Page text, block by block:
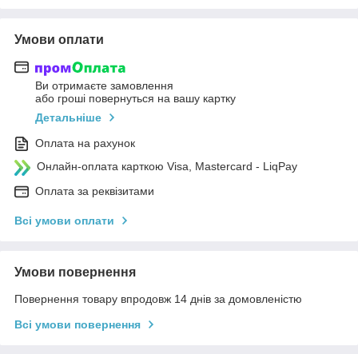
Умови оплати
Ви отримаєте замовлення
або гроші повернуться на вашу картку
Детальніше
Оплата на рахунок
Онлайн-оплата карткою Visa, Mastercard - LiqPay
Оплата за реквізитами
Всі умови оплати
Умови повернення
Повернення товару впродовж 14 днів за домовленістю
Всі умови повернення